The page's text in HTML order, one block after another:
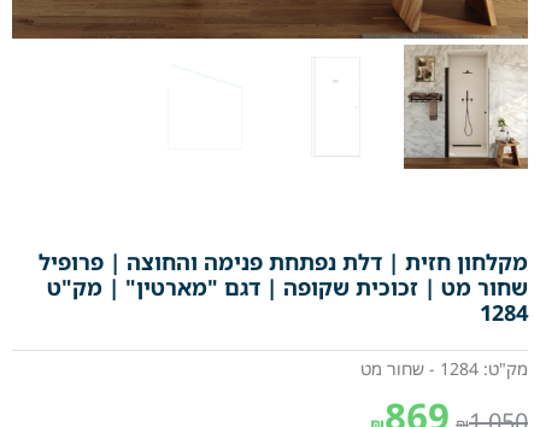
מקלחון חזית | דלת נפתחת פנימה והחוצה | פרופיל
שחור מט | זכוכית שקופה | דגם "מארטין" | מק"ט
1284
מק"ט: 1284 - שחור מט
869